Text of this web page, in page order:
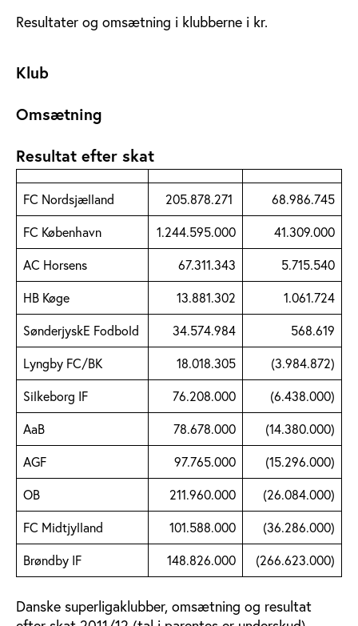
Resultater og omsætning i klubberne i kr.
Klub
Omsætning
Resultat efter skat
FC Nordsjælland 205.878.271
68.986.745
FC København
1.244.595.000
41.309.000
AC Horsens
67.311.343
5.715.540
HB Køge
13.881.302
1.061.724
SønderjyskE Fodbold
34.574.984
568.619
Lyngby FC/BK
18.018.305
(3.984.872)
Silkeborg IF
76.208.000
(6.438.000)
AaB
78.678.000
(14.380.000)
AGF
97.765.000
(15.296.000)
OB
211.960.000
(26.084.000)
FC Midtjylland
101.588.000
(36.286.000)
Brøndby IF
148.826.000 (266.623.000)
Danske superligaklubber, omsætning og resultat